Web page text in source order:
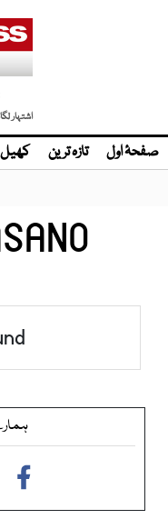
اشتہار
صفحۂ اول تازہ ترین کھیل